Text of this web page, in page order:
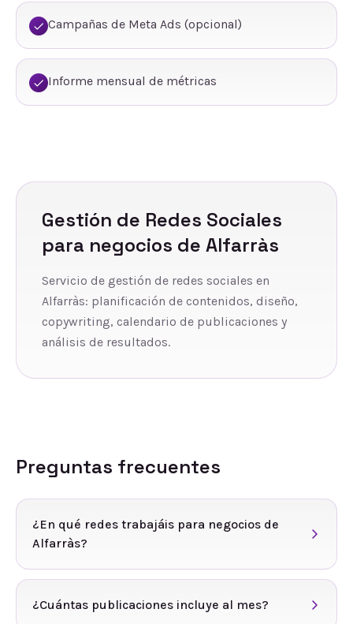
Campañas de Meta Ads (opcional)
Informe mensual de métricas
Gestión de Redes Sociales
para negocios de Alfarràs
Servicio de gestión de redes sociales en
Alfarràs: planificación de contenidos, diseño,
copywriting, calendario de publicaciones y
análisis de resultados.
Preguntas frecuentes
¿En qué redes trabajáis para negocios de
Alfarràs?
¿Cuántas publicaciones incluye al mes?